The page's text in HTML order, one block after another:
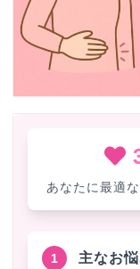
あなたに最適
1 主なお